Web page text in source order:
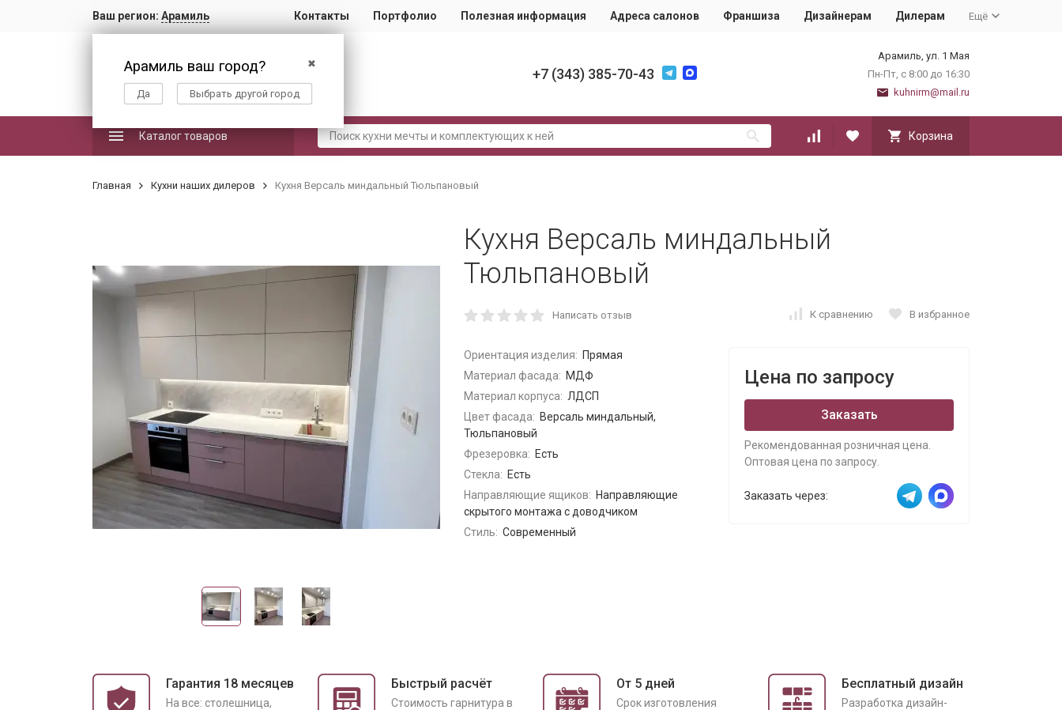
Ваш регион: Арамиль
✖
Арамиль ваш город?
Да Выбрать другой город
Контакты Портфолио Полезная информация Адреса салонов Франшиза Дизайнерам Дилерам Ещё
+7 (343) 385-70-43
Арамиль, ул. 1 Мая
Пн-Пт, с 8:00 до 16:30
kuhnirm@mail.ru
Каталог товаров Корзина
Главная Кухни наших дилеров Кухня Версаль миндальный Тюльпановый
Кухня Версаль миндальный
Тюльпановый
Написать отзыв К сравнению В избранное
Ориентация изделия: Прямая
Материал фасада: МДФ
Материал корпуса: ЛДСП
Цвет фасада: Версаль миндальный,
Тюльпановый
Фрезеровка: Есть
Стекла: Есть
Направляющие ящиков: Направляющие
скрытого монтажа с доводчиком
Стиль: Современный
Цена по запросу
Заказать
Рекомендованная розничная цена.
Оптовая цена по запросу.
Заказать через:
Гарантия 18 месяцев
На все: столешница,
Быстрый расчёт
Cтоимость гарнитура в
От 5 дней
Срок изготовления
Бесплатный дизайн
Разработка дизайн-